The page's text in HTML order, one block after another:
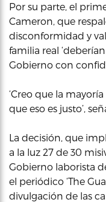
Por su parte, el
Cameron, que
disconformidad y
familia real
Gobierno con
‘Creo que la
que eso es justo’,
La decisión, que
a la luz 27 de 30
Gobierno laborista
el periódico ‘The
divulgación de las